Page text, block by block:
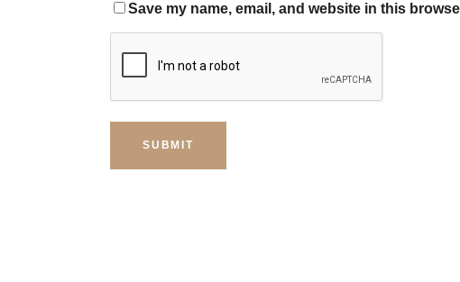
Save my name, email, and website in this